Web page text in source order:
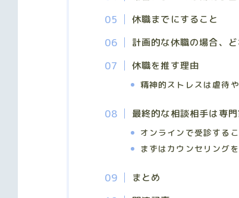
休職までにすること
計画的な休職の場合、
休職を推す理由
精神的ストレスは虐待
最終的な相談相手は専
オンラインで受診する
まずはカウンセリング
まとめ